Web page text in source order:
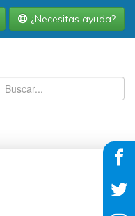
¿Necesitas ayuda?